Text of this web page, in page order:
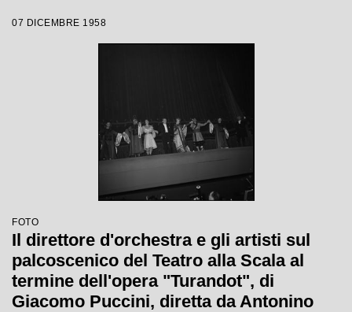
Puccini, diretta da Antonino Votto con la
regia di Margherita Wallmann
07 DICEMBRE 1958
FOTO
Il direttore d'orchestra e gli artisti sul
palcoscenico del Teatro alla Scala al
termine dell'opera "Turandot", di
Giacomo Puccini, diretta da Antonino